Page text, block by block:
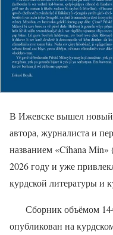
В Ижевске вышел новый
автора, журналиста и
названием «Cîhana
2026 году и уже
курдской литературы и
Сборник объёмом
опубликован на